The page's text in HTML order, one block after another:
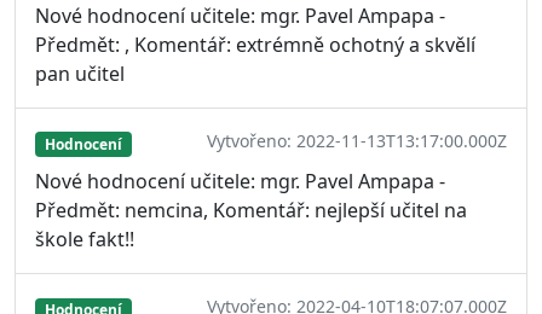
Nové hodnocení učitele: mgr. Pavel Ampapa -
Předmět: , Komentář: extrémně ochotný a skvělí
pan učitel
Hodnocení Vytvořeno: 2022-11-13T13:17:00.000Z
Nové hodnocení učitele: mgr. Pavel Ampapa -
Předmět: nemcina, Komentář: nejlepší učitel na
škole fakt!!
Hodnocení Vytvořeno: 2022-04-10T18:07:07.000Z